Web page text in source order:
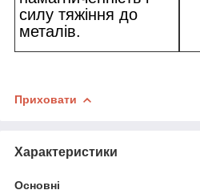
силу тяжіння до
металів.
Приховати
Характеристики
Основні